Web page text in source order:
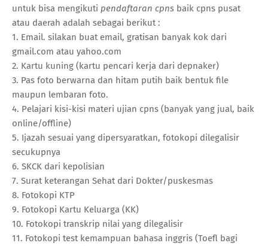
untuk bisa mengikuti pendaftaran cpns baik cpns pusat
atau daerah adalah sebagai berikut :
1. Email. silakan buat email, gratisan banyak kok dari
gmail.com atau yahoo.com
2. Kartu kuning (kartu pencari kerja dari depnaker)
3. Pas foto berwarna dan hitam putih baik bentuk file
maupun lembaran foto.
4. Pelajari kisi-kisi materi ujian cpns (banyak yang jual, baik
online/offline)
5. Ijazah sesuai yang dipersyaratkan, fotokopi dilegalisir
secukupnya
6. SKCK dari kepolisian
7. Surat keterangan Sehat dari Dokter/puskesmas
8. Fotokopi KTP
9. Fotokopi Kartu Keluarga (KK)
10. Fotokopi transkrip nilai yang dilegalisir
11. Fotokopi test kemampuan bahasa inggris (Toefl bagi